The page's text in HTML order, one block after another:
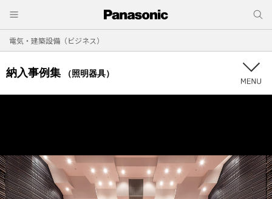
電気・建築設備（ビジネス）
納入事例集 （照明器具）